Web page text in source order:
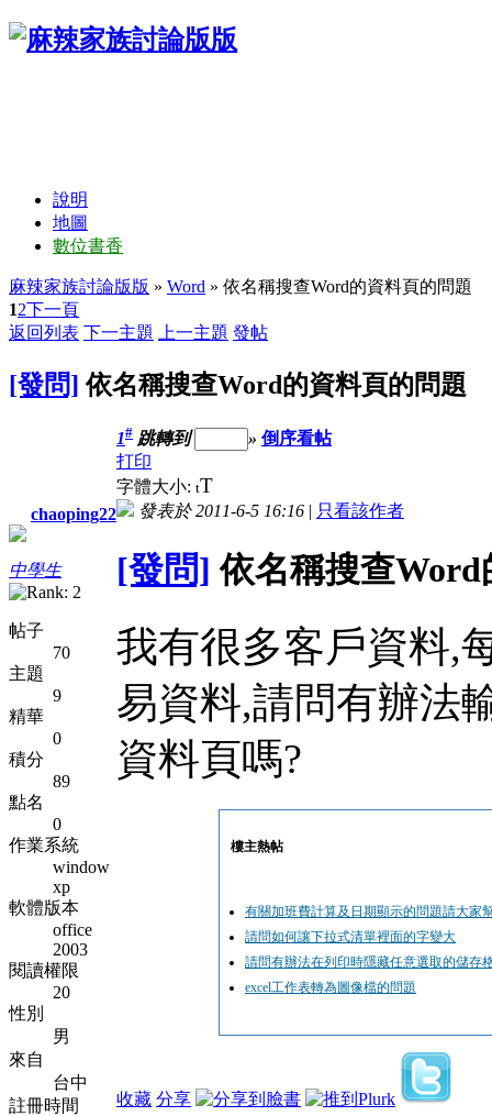
說明
地圖
數位書香
麻辣家族討論版版 » Word » 依名稱搜查Word的資料頁的問題
12下一頁
返回列表 下一主題 上一主題 發帖
[發問] 依名稱搜查Word的資料頁的問題
chaoping22
中學生
帖子
70
主題
9
精華
0
積分
89
點名
0
作業系統
window
xp
軟體版本
office
2003
閱讀權限
20
性別
男
來自
台中
註冊時間
1# 跳轉到 » 倒序看帖
打印
字體大小: tT
發表於 2011-6-5 16:16 | 只看該作者
[發問] 依名稱搜查
我有很多客戶資料,
易資料,請問有辦法
資料頁嗎?
樓主熱帖
有關加班費計算及日期顯示的問題請大家
請問如何讓下拉式清單裡面的字變大
請問有辦法在列印時隱藏任意選取的儲存
excel工作表轉為圖像檔的問題
收藏 分享